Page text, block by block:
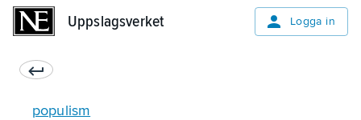
Uppslagsverket Logga in
populism